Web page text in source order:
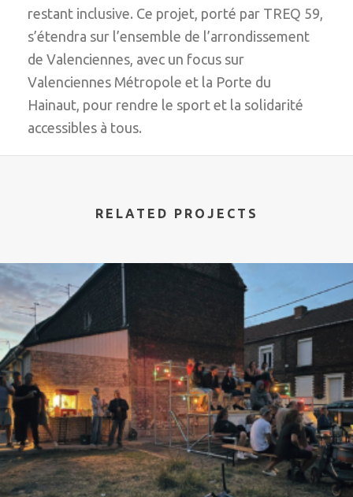
restant inclusive. Ce projet, porté par TREQ 59,
s’étendra sur l’ensemble de l’arrondissement
de Valenciennes, avec un focus sur
Valenciennes Métropole et la Porte du
Hainaut, pour rendre le sport et la solidarité
accessibles à tous.
RELATED PROJECTS